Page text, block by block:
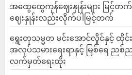
အထွေထွေကုန်ဈေးနှုန်းများ မြင့်တ
ဈေးနှုန်းလည်းလိုက်ပါမြင့်တက်
ရွေးတုသမ္မတ မင်းအောင်လှိုင်နှင့် ထို
အလုပ်သမားရေးရာနှင့် မြစ်ရေ ညစ်ည
လက်မှတ်ရေးထိုး